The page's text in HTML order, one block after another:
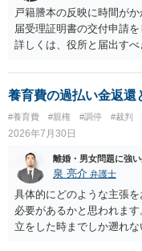
戸籍謄本の反映に時間が
届受理証明書の交付申請
詳しくは、役所と届出す
養育費の過払い金返還
#養育費 #親権 #調停 #裁判
2026年7月30日
離婚・男女問題に強
泉 亮介 弁護士
具体的にどのような主張
必要があるかと思われま
立をした時までしか遡れ